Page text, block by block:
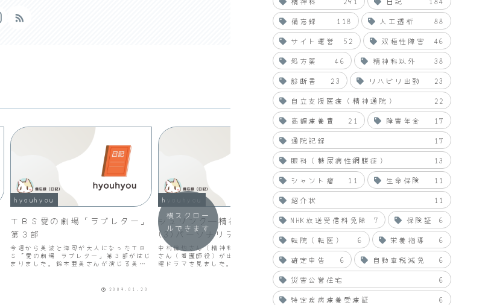
hyouhyou
ＴＢＳ愛の劇場「ラブレター」
第３部
今週から美波と海司が大人になったＴＢ
Ｓ「愛の劇場 ラブレター」第３部がはじ
まりました。鈴木亜美さんが演じる美波
の今後が気になります。中学校や高校で
好きになった人と結婚し...
2009.01.20
hyouhyou
シュリンク―精神科医ヨワイ―
(3)パーソナリティ症
中村倫也さん（精神科医役）と土屋太鳳
さん（看護師役）が出演するＮＨＫの土
曜ドラマを見ました。最終話（第三話）
はパーソナリティ症（新宿のＢＡＲで働
く風花役、白石聖さん）でした。ドラマ
の中の気性が激しく感情をうまくコント
2024.09.16
hyouhyou
コード・ブルー
１日２本ずつの再放送をみてきました。
ちゃんとみるのは初めてなので楽しみに
しています。ドラマの最初の頃は面白い
のかなと半信半疑でしたがまぁまぁいい
感じです。今日放送の２本と日曜日の放
送で終了なのでしっかりみようと思いま
す。コード・ブルー ドク...
2009.01.16
横スクロー
ルできます
備忘録
118 人工透析
88
サイト運営
52 双極性障害
46
処方薬
46 精神科以外
38
診断書
23 リハビリ出勤
23
自立支援医療（精神通院）
22
高額療養費
21 障害年金
17
通院記録
17
眼科（糖尿病性網膜症）
13
シャント瘤
11 生命保険
11
紹介状
11
NHK放送受信料免除
7 保険証
6
転院（転医）
6 栄養指導
6
確定申告
6 自動車税減免
6
災害公営住宅
6
特定疾病療養受療証
6